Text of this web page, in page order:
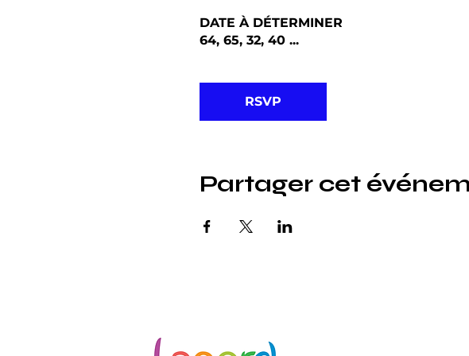
DATE À DÉTERMINER
64, 65, 32, 40 ...
RSVP
Partager cet